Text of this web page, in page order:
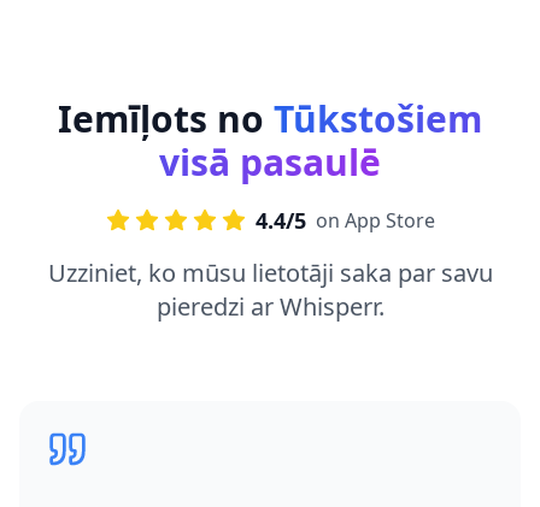
Iemīļots no Tūkstošiem
visā pasaulē
4.4/5 on App Store
Uzziniet, ko mūsu lietotāji saka par savu
pieredzi ar Whisperr.